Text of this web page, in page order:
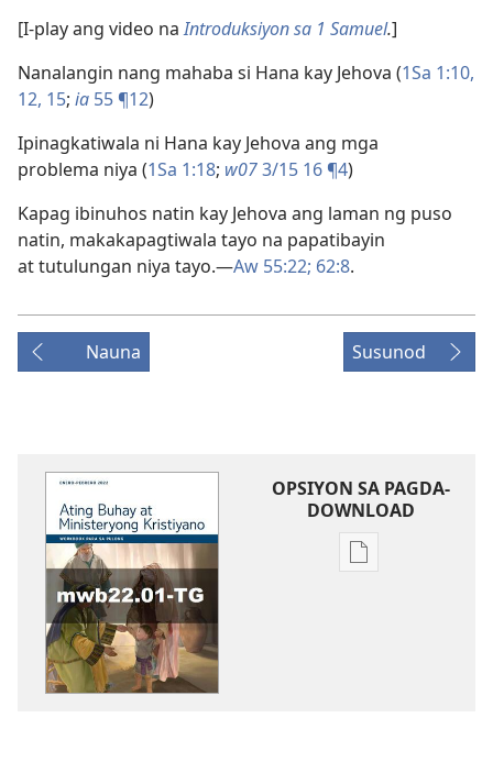
[I-play ang video naIntroduksiyon sa 1 Samuel.]
Nanalangin nang mahaba si Hana kay Jehova (1Sa 1:10,
12, 15; ia 55 ¶12)
Ipinagkatiwala ni Hana kay Jehova ang mga
problema niya (1Sa 1:18; w073/15 16 ¶4)
Kapag ibinuhos natin kay Jehova ang laman ng puso
natin, makakapagtiwala tayo na papatibayin
at tutulungan niya tayo.​—Aw 55:22; 62:8.
Nauna Susunod
OPSIYON SA PAGDA-
DOWNLOAD
Opsiyon